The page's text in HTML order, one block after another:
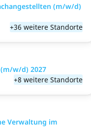
(m/w/d)
+36 weitere Standorte
w/d) 2027
+8 weitere Standorte
Verwaltung im